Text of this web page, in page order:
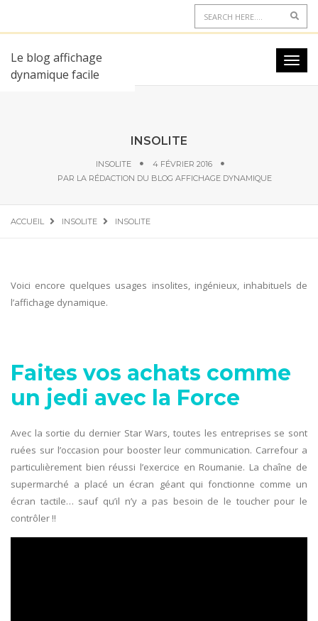
Le blog affichage
dynamique facile
INSOLITE
INSOLITE
4 FÉVRIER 2016
PAR LA RÉDACTION DU BLOG AFFICHAGE DYNAMIQUE
ACCUEIL INSOLITE INSOLITE
Voici encore quelques usages insolites, ingénieux, inhabituels de
l’affichage dynamique.
Faites vos achats comme
un jedi avec la Force
Avec la sortie du dernier Star Wars, toutes les entreprises se sont
ruées sur l’occasion pour booster leur communication. Carrefour a
particulièrement bien réussi l’exercice en Roumanie. La chaîne de
supermarché a placé un écran géant qui fonctionne comme un
écran tactile… sauf qu’il n’y a pas besoin de le toucher pour le
contrôler !!